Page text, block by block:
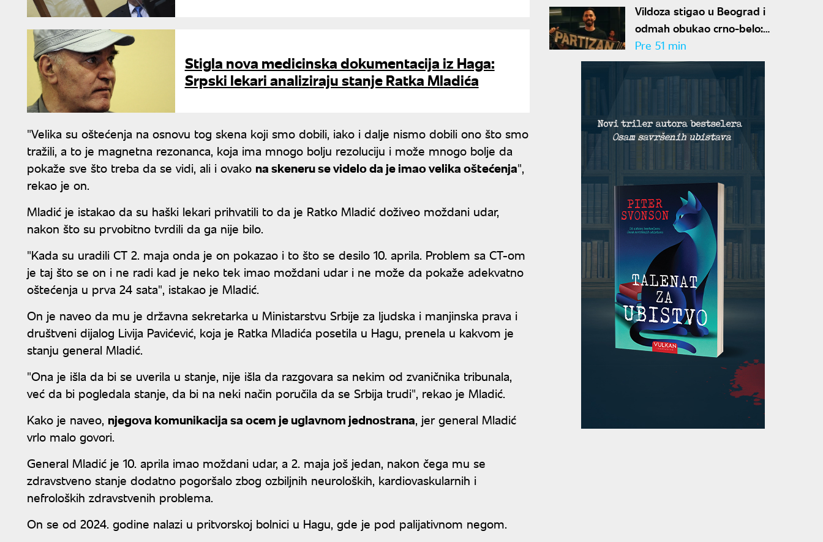
Stigla nova medicinska dokumentacija iz Haga:
Srpski lekari analiziraju stanje Ratka Mladića
"Velika su oštećenja na osnovu tog skena koji smo dobili, iako i dalje nismo dobili ono što smo
tražili, a to je magnetna rezonanca, koja ima mnogo bolju rezoluciju i može mnogo bolje da
pokaže sve što treba da se vidi, ali i ovako na skeneru se videlo da je imao velika oštećenja",
rekao je on.
Mladić je istakao da su haški lekari prihvatili to da je Ratko Mladić doživeo moždani udar,
nakon što su prvobitno tvrdili da ga nije bilo.
"Kada su uradili CT 2. maja onda je on pokazao i to što se desilo 10. aprila. Problem sa CT-om
je taj što se on i ne radi kad je neko tek imao moždani udar i ne može da pokaže adekvatno
oštećenja u prva 24 sata", istakao je Mladić.
On je naveo da mu je državna sekretarka u Ministarstvu Srbije za ljudska i manjinska prava i
društveni dijalog Livija Pavićević, koja je Ratka Mladića posetila u Hagu, prenela u kakvom je
stanju general Mladić.
"Ona je išla da bi se uverila u stanje, nije išla da razgovara sa nekim od zvaničnika tribunala,
već da bi pogledala stanje, da bi na neki način poručila da se Srbija trudi", rekao je Mladić.
Kako je naveo, njegova komunikacija sa ocem je uglavnom jednostrana, jer general Mladić
vrlo malo govori.
General Mladić je 10. aprila imao moždani udar, a 2. maja još jedan, nakon čega mu se
zdravstveno stanje dodatno pogoršalo zbog ozbiljnih neuroloških, kardiovaskularnih i
nefroloških zdravstvenih problema.
On se od 2024. godine nalazi u pritvorskoj bolnici u Hagu, gde je pod palijativnom negom.
Vildoza stigao u Beograd i
odmah obukao crno-belo:
Argentinac zvanično u Partizanu
Pre 51 min